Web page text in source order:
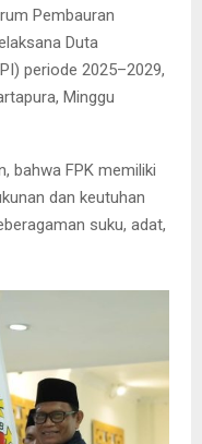
Pembauran
Duta
periode 2025–2029,
Minggu
bahwa FPK memiliki
dan keutuhan
suku, adat,